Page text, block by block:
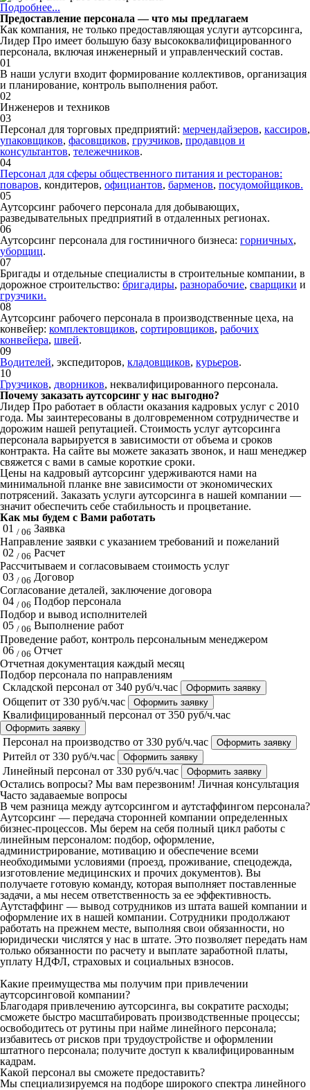
Подробнее...
Предоставление персонала — что мы предлагаем
Как компания, не только предоставляющая услуги аутсорсинга,
Лидер Про имеет большую базу высококвалифицированного
персонала, включая инженерный и управленческий состав.
01
В наши услуги входит формирование коллективов, организация
и планирование, контроль выполнения работ.
02
Инженеров и техников
03
Персонал для торговых предприятий: мерчендайзеров, кассиров,
упаковщиков, фасовщиков, грузчиков, продавцов и
консультантов, тележечников.
04
Персонал для сферы общественного питания и ресторанов:
поваров, кондитеров, официантов, барменов, посудомойщиков.
05
Аутсорсинг рабочего персонала для добывающих,
разведывательных предприятий в отдаленных регионах.
06
Аутсорсинг персонала для гостиничного бизнеса: горничных,
уборщиц.
07
Бригады и отдельные специалисты в строительные компании, в
дорожное строительство: бригадиры, разнорабочие, сварщики и
грузчики.
08
Аутсорсинг рабочего персонала в производственные цеха, на
конвейер: комплектовщиков, сортировщиков, рабочих
конвейера, швей.
09
Водителей, экспедиторов, кладовщиков, курьеров.
10
Грузчиков, дворников, неквалифицированного персонала.
Почему заказать аутсорсинг у нас выгодно?
Лидер Про работает в области оказания кадровых услуг с 2010
года. Мы заинтересованы в долговременном сотрудничестве и
дорожим нашей репутацией. Стоимость услуг аутсорсинга
персонала варьируется в зависимости от объема и сроков
контракта. На сайте вы можете заказать звонок, и наш менеджер
свяжется с вами в самые короткие сроки.
Цены на кадровый аутсорсинг удерживаются нами на
минимальной планке вне зависимости от экономических
потрясений. Заказать услуги аутсорсинга в нашей компании —
значит обеспечить себе стабильность и процветание.
Как мы будем с Вами работать
01 / 06 Заявка
Направление заявки с указанием требований и пожеланий
02 / 06 Расчет
Рассчитываем и согласовываем стоимость услуг
03 / 06 Договор
Согласование деталей, заключение договора
04 / 06 Подбор персонала
Подбор и вывод исполнителей
05 / 06 Выполнение работ
Проведение работ, контроль персональным менеджером
06 / 06 Отчет
Отчетная документация каждый месяц
Подбор персонала по направлениям
Складской персонал от 340 руб/ч.час Оформить заявку
Общепит от 330 руб/ч.час Оформить заявку
Квалифицированный персонал от 350 руб/ч.час
Оформить заявку
Персонал на производство от 330 руб/ч.час Оформить заявку
Ритейл от 330 руб/ч.час Оформить заявку
Линейный персонал от 330 руб/ч.час Оформить заявку
Остались вопросы? Мы вам перезвоним! Личная консультация
Часто задаваемые вопросы
В чем разница между аутсорсингом и аутстаффингом персонала?
Аутсорсинг — передача сторонней компании определенных
бизнес-процессов. Мы берем на себя полный цикл работы с
линейным персоналом: подбор, оформление,
администрирование, мотивацию и обеспечение всеми
необходимыми условиями (проезд, проживание, спецодежда,
изготовление медицинских и прочих документов). Вы
получаете готовую команду, которая выполняет поставленные
задачи, а мы несем ответственность за ее эффективность.
Аутстаффинг — вывод сотрудников из штата вашей компании и
оформление их в нашей компании. Сотрудники продолжают
работать на прежнем месте, выполняя свои обязанности, но
юридически числятся у нас в штате. Это позволяет передать нам
только обязанности по расчету и выплате заработной платы,
уплату НДФЛ, страховых и социальных взносов.
Какие преимущества мы получим при привлечении
аутсорсинговой компании?
Благодаря привлечению аутсорсинга, вы сократите расходы;
сможете быстро масштабировать производственные процессы;
освободитесь от рутины при найме линейного персонала;
избавитесь от рисков при трудоустройстве и оформлении
штатного персонала; получите доступ к квалифицированным
кадрам.
Какой персонал вы сможете предоставить?
Мы специализируемся на подборе широкого спектра линейного